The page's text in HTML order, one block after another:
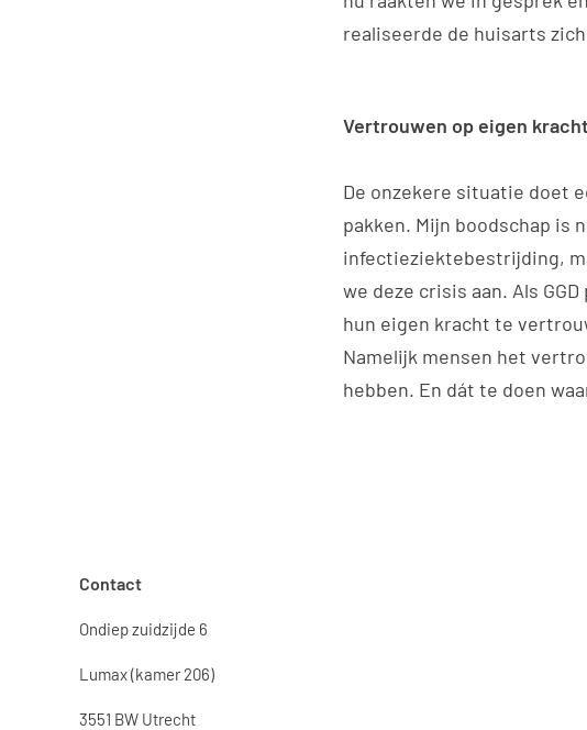
realiseerde de huisarts
Vertrouwen op eigen kracht
De onzekere situatie doet
pakken. Mijn boodschap is
infectieziektebestrijding,
we deze crisis aan. Als
hun eigen kracht te
Namelijk mensen het
hebben. En dát te doen
Contact
Ondiep zuidzijde 6
Lumax (kamer 206)
3551 BW Utrecht